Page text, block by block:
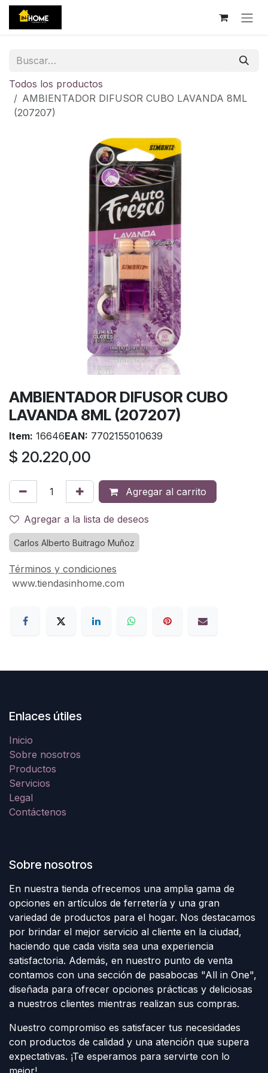
Ir al contenido
Todos los productos
AMBIENTADOR DIFUSOR CUBO LAVANDA 8ML
(207207)
AMBIENTADOR DIFUSOR CUBO
LAVANDA 8ML (207207)
Item: 16646EAN: 7702155010639
$ 20.220,00
Agregar al carrito
Agregar a la lista de deseos
Carlos Alberto Buitrago Muñoz
Términos y condiciones
www.tiendasinhome.com
Enlaces útiles
Inicio
Sobre nosotros
Productos
Servicios
Legal
Contáctenos
Sobre nosotros
En nuestra tienda ofrecemos una amplia gama de
opciones en artículos de ferretería y una gran
variedad de productos para el hogar. Nos destacamos
por brindar el mejor servicio al cliente en la ciudad,
haciendo que cada visita sea una experiencia
satisfactoria. Además, en nuestro punto de venta
contamos con una sección de pasabocas "All in One",
diseñada para ofrecer opciones prácticas y deliciosas
a nuestros clientes mientras realizan sus compras.
Nuestro compromiso es satisfacer tus necesidades
con productos de calidad y una atención que supera
expectativas. ¡Te esperamos para servirte con lo